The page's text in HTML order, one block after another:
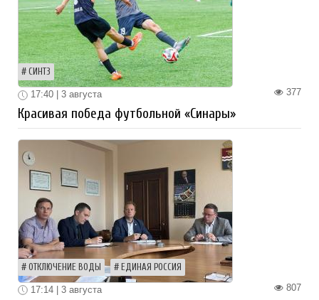
СИНТЗ
377
17:40 | 3 августа
Красивая победа футбольной «Синары»
ОТКЛЮЧЕНИЕ ВОДЫ ЕДИНАЯ РОССИЯ
807
17:14 | 3 августа